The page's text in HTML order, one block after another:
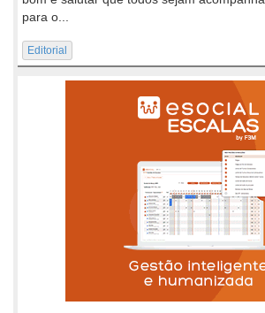
para o...
Editorial